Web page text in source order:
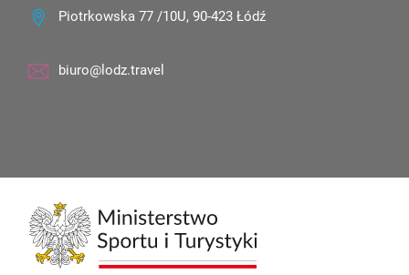
Piotrkowska 77 /10U, 90-423 Łódź
biuro@lodz.travel